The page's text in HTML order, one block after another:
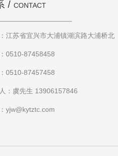
/ CONTACT
江苏省宜兴市大浦镇湖滨路大浦桥北
0510-87458458
0510-87457458
：虞先生 13906157846
yjw@kytztc.com